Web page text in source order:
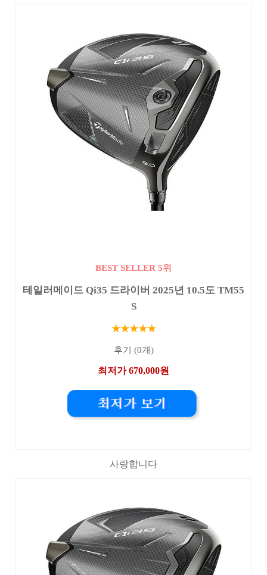
BEST SELLER 5위
테일러메이드 Qi35 드라이버 2025년 10.5도 TM55
S
★★★★★
후기 (0개)
최저가 670,000원
사랑합니다